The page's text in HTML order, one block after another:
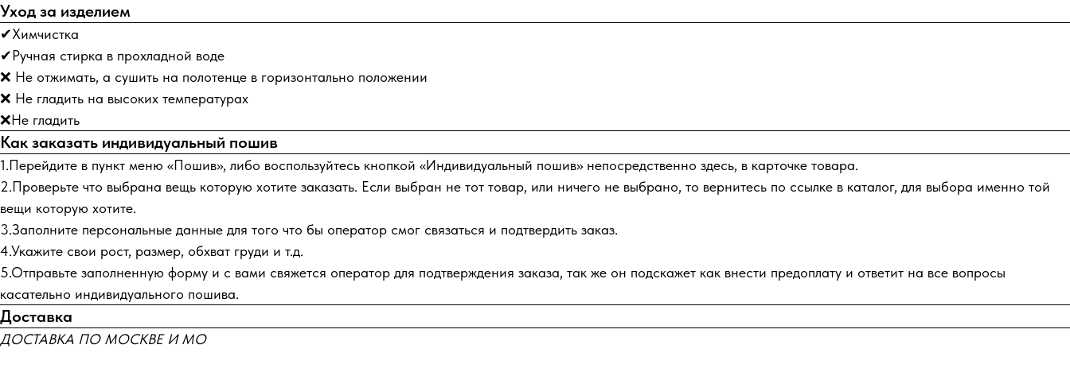
Уход за изделием
✔Химчистка
✔Ручная стирка в прохладной воде
❌ Не отжимать, а сушить на полотенце в горизонтально положении
❌ Не гладить на высоких температурах
❌Не гладить
Как заказать индивидуальный пошив
1.Перейдите в пункт меню «Пошив», либо воспользуйтесь кнопкой «Индивидуальный пошив» непосредственно здесь, в карточке товара.
2.Проверьте что выбрана вещь которую хотите заказать. Если выбран не тот товар, или ничего не выбрано, то вернитесь по ссылке в каталог, для выбора именно той
вещи которую хотите.
3.Заполните персональные данные для того что бы оператор смог связаться и подтвердить заказ.
4.Укажите свои рост, размер, обхват груди и т.д.
5.Отправьте заполненную форму и с вами свяжется оператор для подтверждения заказа, так же он подскажет как внести предоплату и ответит на все вопросы
касательно индивидуального пошива.
Доставка
ДОСТАВКА ПО МОСКВЕ И МО